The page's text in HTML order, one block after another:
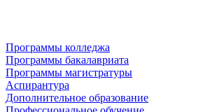
Программы колледжа
Программы бакалавриата
Программы магистратуры
Аспирантура
Дополнительное образование